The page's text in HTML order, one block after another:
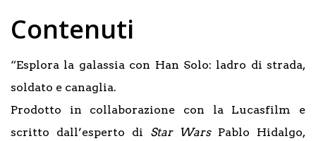
Contenuti
“Esplora la galassia con Han Solo: ladro di strada,
soldato e canaglia.
Prodotto in collaborazione con la Lucasfilm e
scritto dall’esperto di Star WarsPablo Hidalgo,